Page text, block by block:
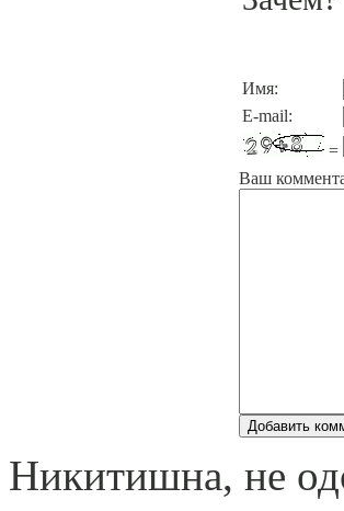
Имя:
E-mail:
=
Ваш
Никитишна, не